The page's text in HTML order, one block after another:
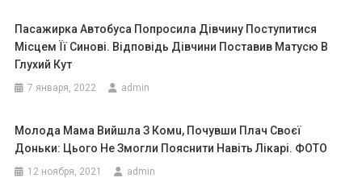
Пасажирка Автобуса Попросила Дівчину Поступитися
Місцем Її Синові. Відповідь Дівчини Поставив Матусю В
Глухий Кут
7 января, 2022 admin
Молода Мама Вийшла З Комu, Почувши Плач Своєї
Доньки: Цього Не Змогли Пояснити Навіть Лікарі. ФОТО
12 ноября, 2021 admin